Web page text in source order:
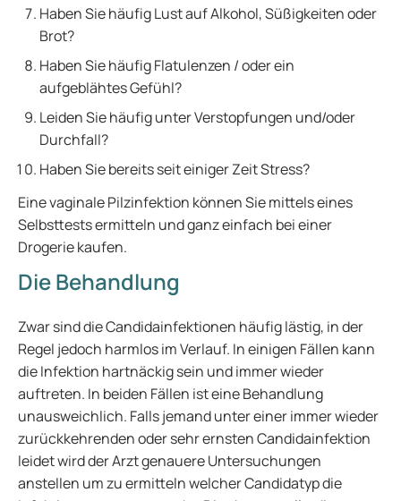
Haben Sie häufig Lust auf Alkohol, Süßigkeiten oder
Brot?
Haben Sie häufig Flatulenzen / oder ein
aufgeblähtes Gefühl?
Leiden Sie häufig unter Verstopfungen und/oder
Durchfall?
Haben Sie bereits seit einiger Zeit Stress?
Eine vaginale Pilzinfektion können Sie mittels eines
Selbsttests ermitteln und ganz einfach bei einer
Drogerie kaufen.
Die Behandlung
Zwar sind die Candidainfektionen häufig lästig, in der
Regel jedoch harmlos im Verlauf. In einigen Fällen kann
die Infektion hartnäckig sein und immer wieder
auftreten. In beiden Fällen ist eine Behandlung
unausweichlich. Falls jemand unter einer immer wieder
zurückkehrenden oder sehr ernsten Candidainfektion
leidet wird der Arzt genauere Untersuchungen
anstellen um zu ermitteln welcher Candidatyp die